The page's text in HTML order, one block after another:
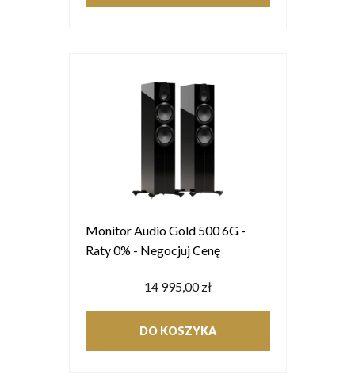
Monitor Audio Gold 500 6G -
Raty 0% - Negocjuj Cenę
14 995,00 zł
DO KOSZYKA